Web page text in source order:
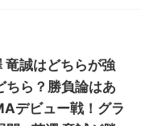
竜誠はどちらが強
ちら？勝負論はあ
デビュー戦！グラ